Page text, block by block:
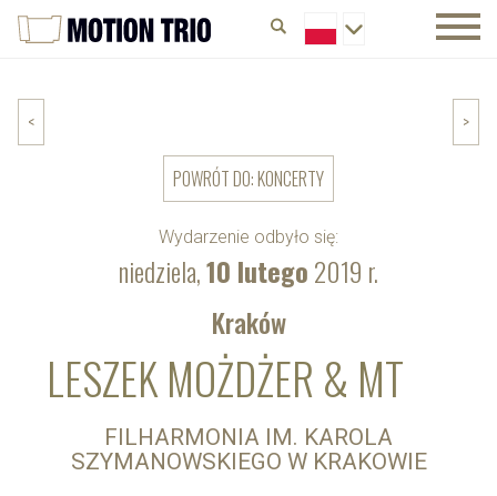
Wydarzenie odbyło się:
niedziela,10 lutego2019 r.
< >
POWRÓT DO: KONCERTY
Kraków
LESZEK MOŻDŻER & MT
FILHARMONIA IM. KAROLA
SZYMANOWSKIEGO W KRAKOWIE